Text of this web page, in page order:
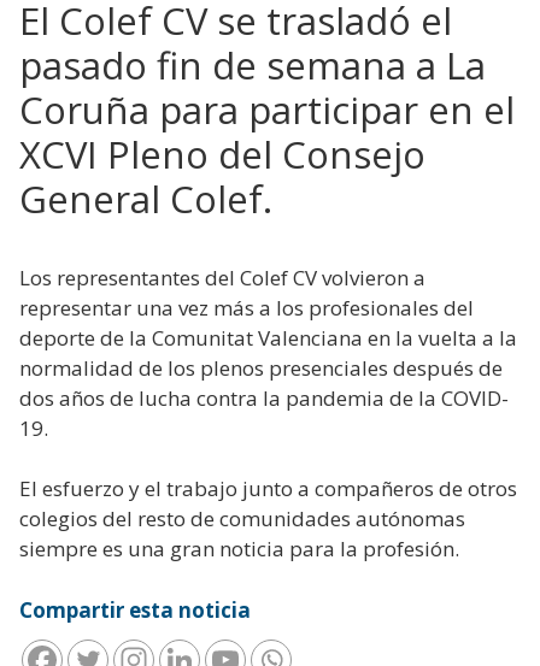
El Colef CV se trasladó el
pasado fin de semana a La
Coruña para participar en el
XCVI Pleno del Consejo
General Colef.
Los representantes del Colef CV volvieron a
representar una vez más a los profesionales del
deporte de la Comunitat Valenciana en la vuelta a la
normalidad de los plenos presenciales después de
dos años de lucha contra la pandemia de la COVID-
19.
El esfuerzo y el trabajo junto a compañeros de otros
colegios del resto de comunidades autónomas
siempre es una gran noticia para la profesión.
Compartir esta noticia